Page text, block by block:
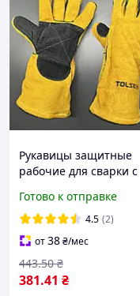
Рукавицы защитные
рабочие для сварки с
Готово к отправке
4.5 (2)
от38₴/мес
381.41 ₴
443.50 ₴